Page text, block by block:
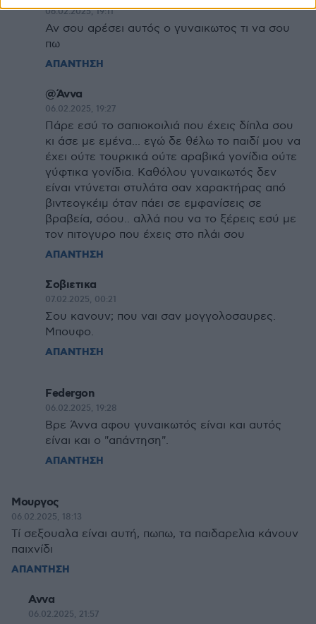
06.02.2025, 19:11
Αν σου αρέσει αυτός ο γυναικωτος τι να σου
πω
ΑΠΑΝΤΗΣΗ
@Άννα
06.02.2025, 19:27
Πάρε εσύ το σαπιοκοιλιά που έχεις δίπλα σου
κι άσε με εμένα... εγώ δε θέλω το παιδί μου να
έχει ούτε τουρκικά ούτε αραβικά γονίδια ούτε
γύφτικα γονίδια. Καθόλου γυναικωτός δεν
είναι ντύνεται στυλάτα σαν χαρακτήρας από
βιντεογκέιμ όταν πάει σε εμφανίσεις σε
βραβεία, σόου.. αλλά που να το ξέρεις εσύ με
τον πιτογυρο που έχεις στο πλάι σου
ΑΠΑΝΤΗΣΗ
Σοβιετικα
07.02.2025, 00:21
Σου κανουν; που ναι σαν μογγολοσαυρες.
Μπουφο.
ΑΠΑΝΤΗΣΗ
Federgon
06.02.2025, 19:28
Βρε Άννα αφου γυναικωτός είναι και αυτός
είναι και ο "απάντηση".
ΑΠΑΝΤΗΣΗ
Μουργος
06.02.2025, 18:13
Τί σεξουαλα είναι αυτή, πωπω, τα παιδαρελια κάνουν
παιχνίδι
ΑΠΑΝΤΗΣΗ
Αννα
06.02.2025, 21:57